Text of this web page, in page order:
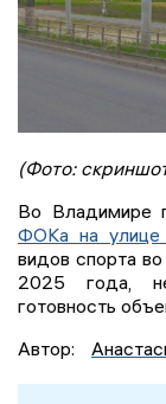
(Фото:
Во Владимире
ФОКа на улице
видов спорта
2025 года,
готовность
Автор: